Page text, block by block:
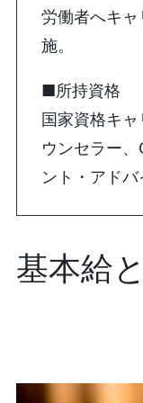
労働者へキ
施。
■所持資格
国家資格キ
ウンセラー
ント・アドバ
基本給